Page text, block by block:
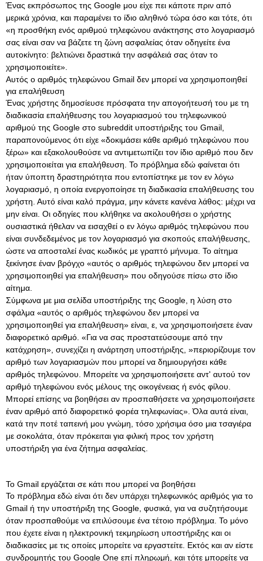
Ένας εκπρόσωπος της Google μου είχε πει κάποτε πριν από
μερικά χρόνια, και παραμένει το ίδιο αληθινό τώρα όσο και τότε, ότι
«η προσθήκη ενός αριθμού τηλεφώνου ανάκτησης στο λογαριασμό
σας είναι σαν να βάζετε τη ζώνη ασφαλείας όταν οδηγείτε ένα
αυτοκίνητο: βελτιώνει δραστικά την ασφάλειά σας όταν το
χρησιμοποιείτε».
Αυτός ο αριθμός τηλεφώνου Gmail δεν μπορεί να χρησιμοποιηθεί
για επαλήθευση
Ένας χρήστης δημοσίευσε πρόσφατα την απογοήτευσή του με τη
διαδικασία επαλήθευσης του λογαριασμού του τηλεφωνικού
αριθμού της Google στο subreddit υποστήριξης του Gmail,
παραπονούμενος ότι είχε «δοκιμάσει κάθε αριθμό τηλεφώνου που
ξέρω» και εξακολουθούσε να αντιμετωπίζει τον ίδιο αριθμό που δεν
χρησιμοποιείται για επαλήθευση. Το πρόβλημα εδώ φαίνεται ότι
ήταν ύποπτη δραστηριότητα που εντοπίστηκε με τον εν λόγω
λογαριασμό, η οποία ενεργοποίησε τη διαδικασία επαλήθευσης του
χρήστη. Αυτό είναι καλό πράγμα, μην κάνετε κανένα λάθος: μέχρι να
μην είναι. Οι οδηγίες που κλήθηκε να ακολουθήσει ο χρήστης
ουσιαστικά ήθελαν να εισαχθεί ο εν λόγω αριθμός τηλεφώνου που
είναι συνδεδεμένος με τον λογαριασμό για σκοπούς επαλήθευσης,
ώστε να αποσταλεί ένας κωδικός με γραπτό μήνυμα. Το αίτημα
ξεκίνησε έναν βρόγχο «αυτός ο αριθμός τηλεφώνου δεν μπορεί να
χρησιμοποιηθεί για επαλήθευση» που οδηγούσε πίσω στο ίδιο
αίτημα.
Σύμφωνα με μια σελίδα υποστήριξης της Google, η λύση στο
σφάλμα «αυτός ο αριθμός τηλεφώνου δεν μπορεί να
χρησιμοποιηθεί για επαλήθευση» είναι, ε, να χρησιμοποιήσετε έναν
διαφορετικό αριθμό. «Για να σας προστατεύσουμε από την
κατάχρηση», συνεχίζει η ανάρτηση υποστήριξης, »περιορίζουμε τον
αριθμό των λογαριασμών που μπορεί να δημιουργήσει κάθε
αριθμός τηλεφώνου. Μπορείτε να χρησιμοποιήσετε αντ' αυτού τον
αριθμό τηλεφώνου ενός μέλους της οικογένειας ή ενός φίλου.
Μπορεί επίσης να βοηθήσει αν προσπαθήσετε να χρησιμοποιήσετε
έναν αριθμό από διαφορετικό φορέα τηλεφωνίας». Όλα αυτά είναι,
κατά την ποτέ ταπεινή μου γνώμη, τόσο χρήσιμα όσο μια τσαγιέρα
με σοκολάτα, όταν πρόκειται για φιλική προς τον χρήστη
υποστήριξη για ένα ζήτημα ασφαλείας.
Το Gmail εργάζεται σε κάτι που μπορεί να βοηθήσει
Το πρόβλημα εδώ είναι ότι δεν υπάρχει τηλεφωνικός αριθμός για το
Gmail ή την υποστήριξη της Google, φυσικά, για να συζητήσουμε
όταν προσπαθούμε να επιλύσουμε ένα τέτοιο πρόβλημα. Το μόνο
που έχετε είναι η ηλεκτρονική τεκμηρίωση υποστήριξης και οι
διαδικασίες με τις οποίες μπορείτε να εργαστείτε. Εκτός και αν είστε
συνδρομητής του Google One επί πληρωμή, και τότε μπορείτε να